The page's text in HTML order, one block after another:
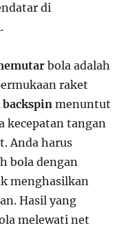
di
.
bola adalah
raket
menuntut
kecepatan tangan
Anda harus
bola dengan
menghasilkan
Hasil yang
melewati net